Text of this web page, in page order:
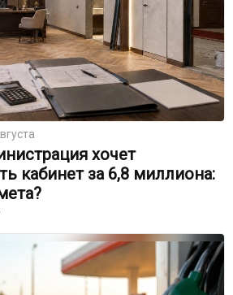
хочет
кабинет за 6,8 миллиона: